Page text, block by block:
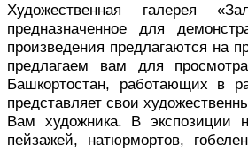
Художественная галерея
предназначенное для
произведения предлагаются на
предлагаем вам для
Башкортостан, работающих в
представляет свои
Вам художника. В экспозиции
пейзажей, натюрмортов,